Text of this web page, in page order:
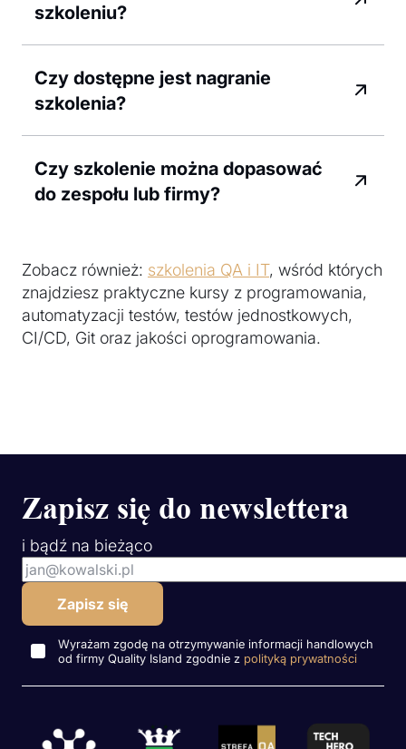
szkoleniu?
Czy dostępne jest nagranie
szkolenia?
Czy szkolenie można dopasować
do zespołu lub firmy?
Zobacz również: szkolenia QA i IT, wśród których
znajdziesz praktyczne kursy z programowania,
automatyzacji testów, testów jednostkowych,
CI/CD, Git oraz jakości oprogramowania.
Zapisz się do newslettera
i bądź na bieżąco
Wyrażam zgodę na otrzymywanie informacji handlowych
od firmy Quality Island zgodnie z polityką prywatności